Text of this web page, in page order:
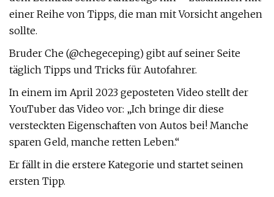
einer Reihe von Tipps, die man mit Vorsicht angehen
sollte.
Bruder Che (@chegeceping) gibt auf seiner Seite
täglich Tipps und Tricks für Autofahrer.
In einem im April 2023 geposteten Video stellt der
YouTuber das Video vor: „Ich bringe dir diese
versteckten Eigenschaften von Autos bei! Manche
sparen Geld, manche retten Leben.“
Er fällt in die erstere Kategorie und startet seinen
ersten Tipp.